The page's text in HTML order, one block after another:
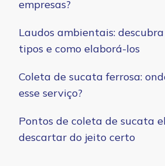
empresas?
Laudos ambientais:
tipos e como elaborá-los
Coleta de sucata ferrosa:
esse serviço?
Pontos de coleta de sucata
descartar do jeito certo